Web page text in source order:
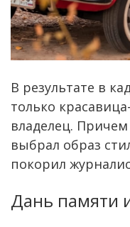
В результате в
только
владелец.
выбрал образ
покорил
Дань памяти